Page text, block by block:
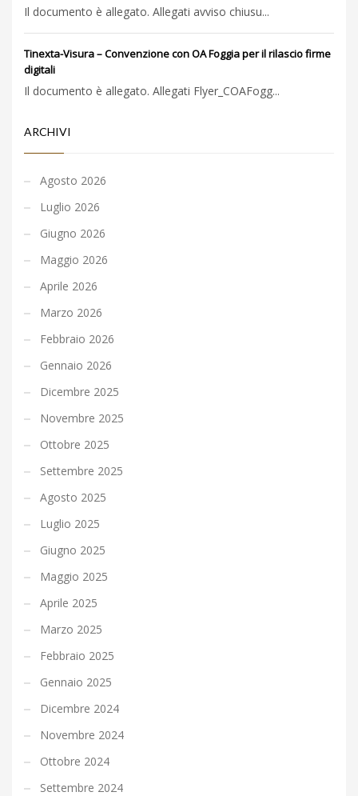
Il documento è allegato. Allegati avviso chiusu...
Tinexta-Visura – Convenzione con OA Foggia per il rilascio firme
digitali
Il documento è allegato. Allegati Flyer_COAFogg...
ARCHIVI
Agosto 2026
Luglio 2026
Giugno 2026
Maggio 2026
Aprile 2026
Marzo 2026
Febbraio 2026
Gennaio 2026
Dicembre 2025
Novembre 2025
Ottobre 2025
Settembre 2025
Agosto 2025
Luglio 2025
Giugno 2025
Maggio 2025
Aprile 2025
Marzo 2025
Febbraio 2025
Gennaio 2025
Dicembre 2024
Novembre 2024
Ottobre 2024
Settembre 2024